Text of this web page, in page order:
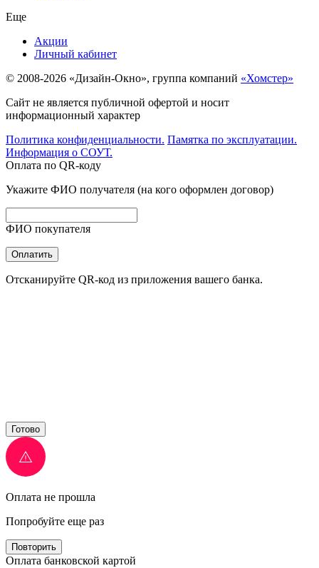
Еще
Акции
Личный кабинет
© 2008-2026 «Дизайн-Окно», группа компаний «Хомстер»
Сайт не является публичной офертой и носит
информационный характер
Политика конфиденциальности. Памятка по эксплуатации.
Информация о СОУТ.
Оплата по QR-коду
Укажите ФИО получателя (на кого оформлен договор)
ФИО покупателя
Оплатить
Отсканируйте QR-код из приложения вашего банка.
Готово
Оплата не прошла
Попробуйте еще раз
Повторить
Оплата банковской картой